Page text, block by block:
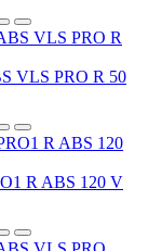
VLS PRO R 50
R ABS 120 V